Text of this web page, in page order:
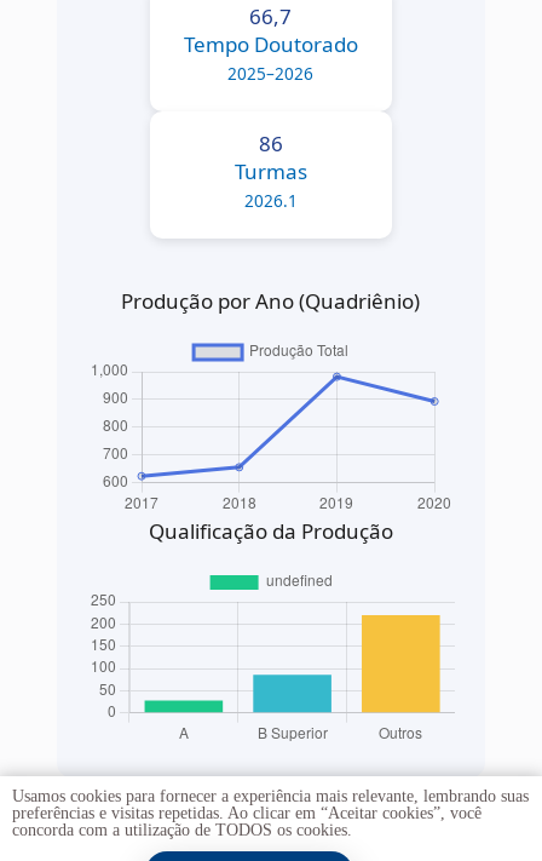
66,7
Tempo Doutorado
2025–2026
86
Turmas
2026.1
Produção por Ano (Quadriênio)
Qualificação da Produção
Usamos cookies para fornecer a experiência mais relevante, lembrando suas
preferências e visitas repetidas. Ao clicar em “Aceitar cookies”, você
concorda com a utilização de TODOS os cookies.